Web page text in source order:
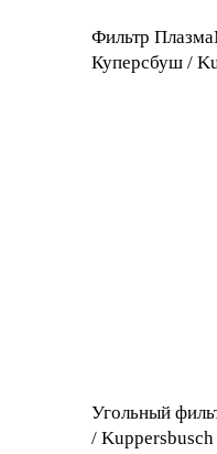
Фильтр
Куперсбуш /
Угольный
/ Kuppersbusch